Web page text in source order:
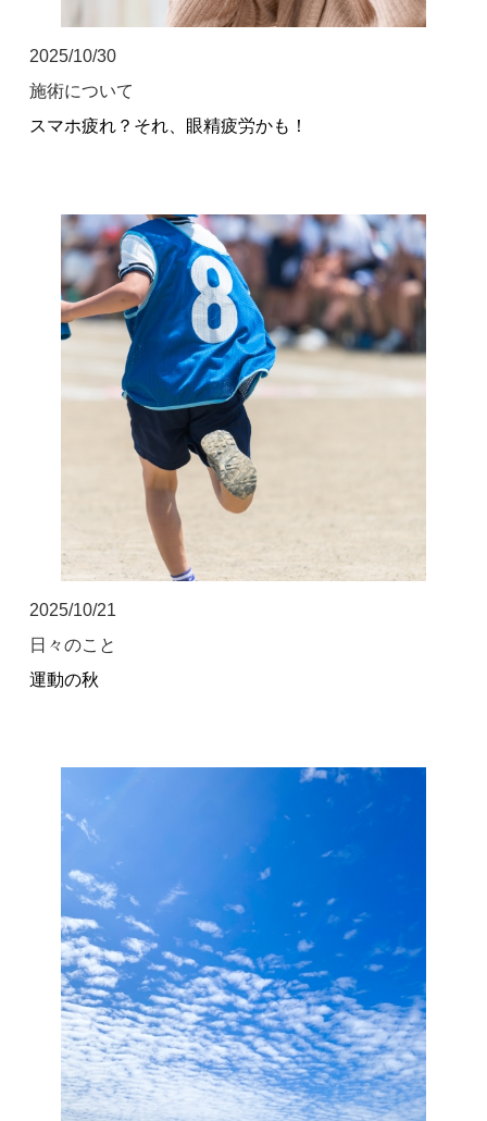
▲AppleStoreはこちらから
2025/10/30
施術について
スマホ疲れ？それ、眼精疲労かも！
2025/10/21
日々のこと
運動の秋